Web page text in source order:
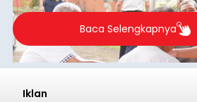
Baca Selengkapnya
Iklan